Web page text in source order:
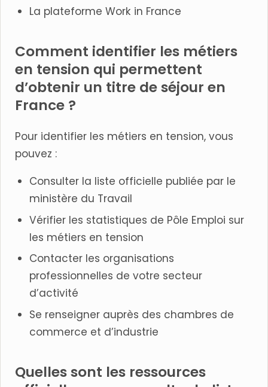
La plateforme Work in France
Comment identifier les métiers
en tension qui permettent
d’obtenir un titre de séjour en
France ?
Pour identifier les métiers en tension, vous
pouvez :
Consulter la liste officielle publiée par le
ministère du Travail
Vérifier les statistiques de Pôle Emploi sur
les métiers en tension
Contacter les organisations
professionnelles de votre secteur
d’activité
Se renseigner auprès des chambres de
commerce et d’industrie
Quelles sont les ressources